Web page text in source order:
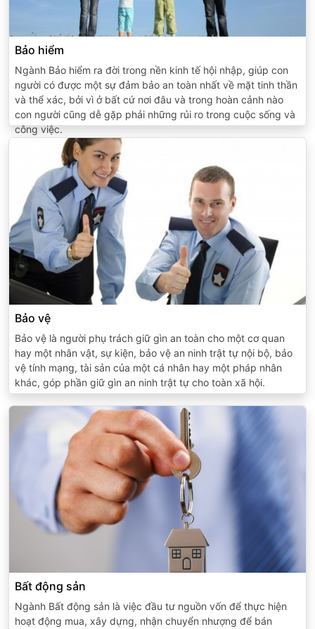
Bảo hiểm
Ngành Bảo hiểm ra đời trong nền kinh tế hội nhập, giúp con
người có được một sự đảm bảo an toàn nhất về mặt tinh thần
và thể xác, bởi vì ở bất cứ nơi đâu và trong hoàn cảnh nào
con người cũng dễ gặp phải những rủi ro trong cuộc sống và
công việc.
Bảo vệ
Bảo vệ là người phụ trách giữ gìn an toàn cho một cơ quan
hay một nhân vật, sự kiện, bảo vệ an ninh trật tự nội bộ, bảo
vệ tính mạng, tài sản của một cá nhân hay một pháp nhân
khác, góp phần giữ gìn an ninh trật tự cho toàn xã hội.
Bất động sản
Ngành Bất động sản là việc đầu tư nguồn vốn để thực hiện
hoạt động mua, xây dựng, nhận chuyển nhượng để bán